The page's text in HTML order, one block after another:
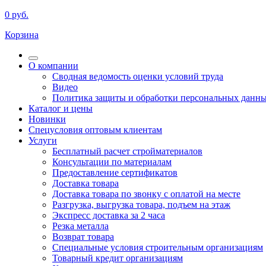
0 руб.
Корзина
О компании
Сводная ведомость оценки условий труда
Видео
Политика защиты и обработки персональных
Каталог и цены
Новинки
Спецусловия оптовым клиентам
Услуги
Бесплатный расчет стройматериалов
Консультации по материалам
Предоставление сертификатов
Доставка товара
Доставка товара по звонку с оплатой на месте
Разгрузка, выгрузка товара, подъем на этаж
Экспресс доставка за 2 часа
Резка металла
Возврат товара
Специальные условия строительным организациям
Товарный кредит организациям